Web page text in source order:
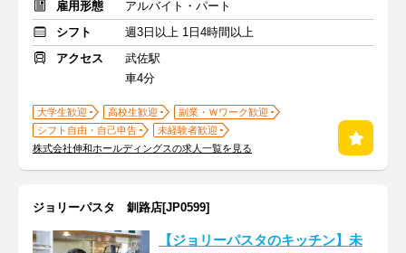
雇用形態
アルバイト・パート
シフト
週3日以上 1日4時間以上
アクセス
武佐駅
車4分
大学生歓迎 高校生歓迎
副業・Ｗワーク歓迎
シフト自由・自己申告
未経験者歓迎
株式会社伸和ホールディングスの求人一覧を見る
ジョリーパスタ 釧路店[JP0599]
【ジョリーパスタのキッチン】未